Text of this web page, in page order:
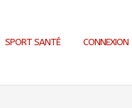
SPORT SANTÉ CONNEXION